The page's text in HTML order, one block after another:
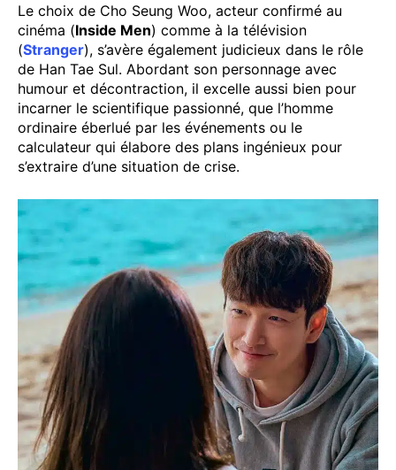
Le choix de Cho Seung Woo, acteur confirmé au
cinéma (Inside Men) comme à la télévision
(Stranger), s’avère également judicieux dans le rôle
de Han Tae Sul. Abordant son personnage avec
humour et décontraction, il excelle aussi bien pour
incarner le scientifique passionné, que l’homme
ordinaire éberlué par les événements ou le
calculateur qui élabore des plans ingénieux pour
s’extraire d’une situation de crise.